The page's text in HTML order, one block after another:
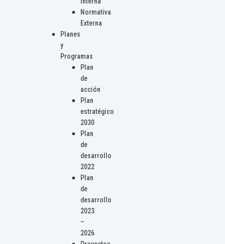
Normativa
Externa
Planes
y
Programas
Plan
de
acción
Plan
estratégico
2030
Plan
de
desarrollo
2022
Plan
de
desarrollo
2023
–
2026